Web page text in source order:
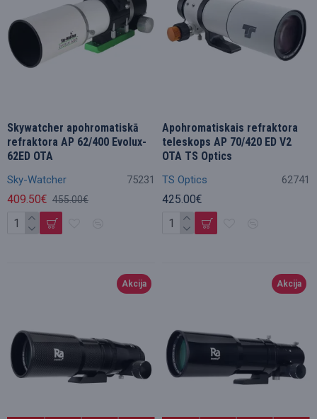
Sky-Watcher 75231
Skywatcher apohromatiskā
refraktora AP 62/400 Evolux-
62ED OTA
409.50€ 455.00€
TS Optics 62741
Apohromatiskais refraktora
teleskops AP 70/420 ED V2
OTA TS Optics
425.00€
Akcija Akcija